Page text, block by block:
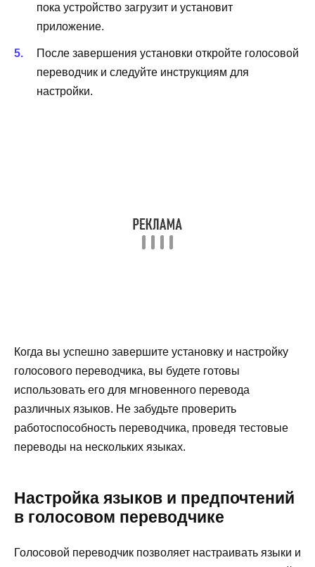
пока устройство загрузит и установит
приложение.
После завершения установки откройте голосовой
переводчик и следуйте инструкциям для
настройки.
Когда вы успешно завершите установку и настройку
голосового переводчика, вы будете готовы
использовать его для мгновенного перевода
различных языков. Не забудьте проверить
работоспособность переводчика, проведя тестовые
переводы на нескольких языках.
Настройка языков и предпочтений
в голосовом переводчике
Голосовой переводчик позволяет настраивать языки и